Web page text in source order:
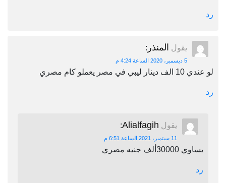
رد
يقول المنذر :
5 ديسمبر، 2020 الساعة 4:24 م
لو عندي 10 الف دينار ليبي في مصر يعملو كام مصري
رد
يقول Alialfagih
:
11 سبتمبر، 2021 الساعة 6:51 م
يساوي 30000ألف جنيه مصري
رد